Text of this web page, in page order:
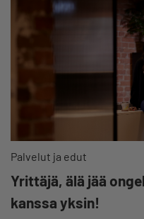
Palvelut ja edut
Yrittäjä, älä jää
kanssa yksin!